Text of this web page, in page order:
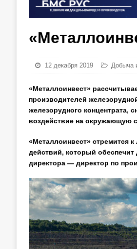
12 декабря 2019 Добыча
«Металлоинвест»
производителей
железорудного концентрата,
воздействие на окружающую
«Металлоинвест» стремится
действий, который
директора — директор по